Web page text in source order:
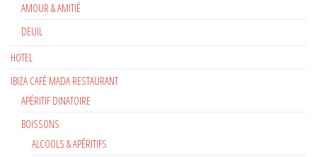
AMOUR & AMITIÉ
DEUIL
HOTEL
IBIZA CAFÉ MADA RESTAURANT
APÉRITIF DINATOIRE
BOISSONS
ALCOOLS & APÉRITIFS